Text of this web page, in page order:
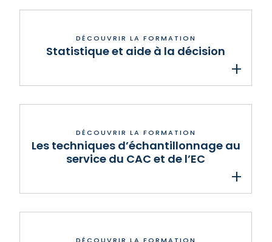
Statistique et aide à la décision
Les techniques d’échantillonnage au
service du CAC et de l’EC